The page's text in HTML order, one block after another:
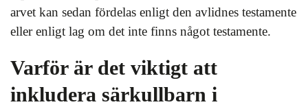
arvet kan sedan fördelas enligt den avlidnes testamente
eller enligt lag om det inte finns något testamente.
Varför är det viktigt att
inkludera särkullbarn i